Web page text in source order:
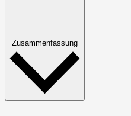
Zusammenfassung